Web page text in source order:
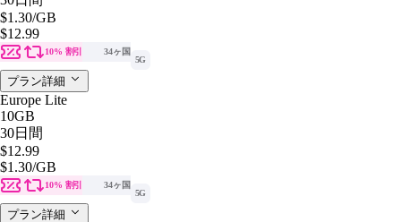
$1.30/GB
$12.99
10% 割引
34ヶ国
5G
プラン詳細
Europe Lite
10GB
30日間
$12.99
$1.30/GB
10% 割引
34ヶ国
5G
プラン詳細